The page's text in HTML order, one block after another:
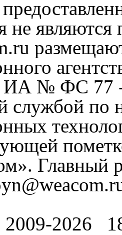
не
№ ФС 77 -
службой по
Главный
2026